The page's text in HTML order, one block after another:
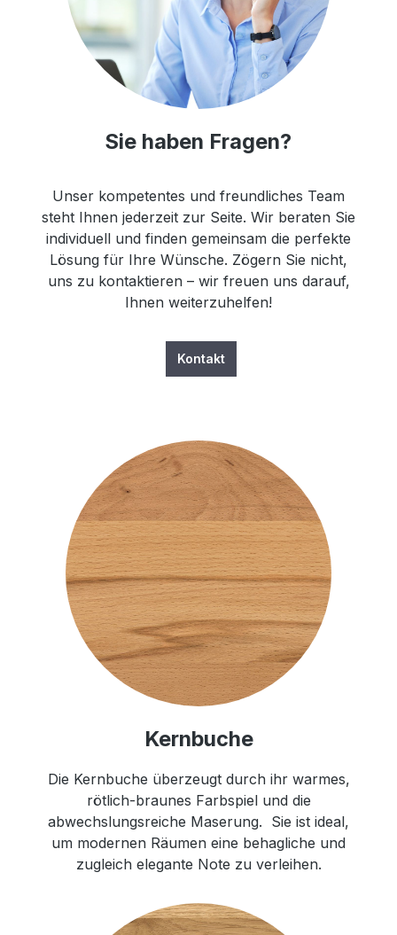
Sie haben Fragen?
Unser kompetentes und freundliches Team
steht Ihnen jederzeit zur Seite. Wir beraten Sie
individuell und finden gemeinsam die perfekte
Lösung für Ihre Wünsche. Zögern Sie nicht,
uns zu kontaktieren – wir freuen uns darauf,
Ihnen weiterzuhelfen!
Kontakt
Kernbuche
Die Kernbuche überzeugt durch ihr warmes,
rötlich-braunes Farbspiel und die
abwechslungsreiche Maserung. Sie ist ideal,
um modernen Räumen eine behagliche und
zugleich elegante Note zu verleihen.